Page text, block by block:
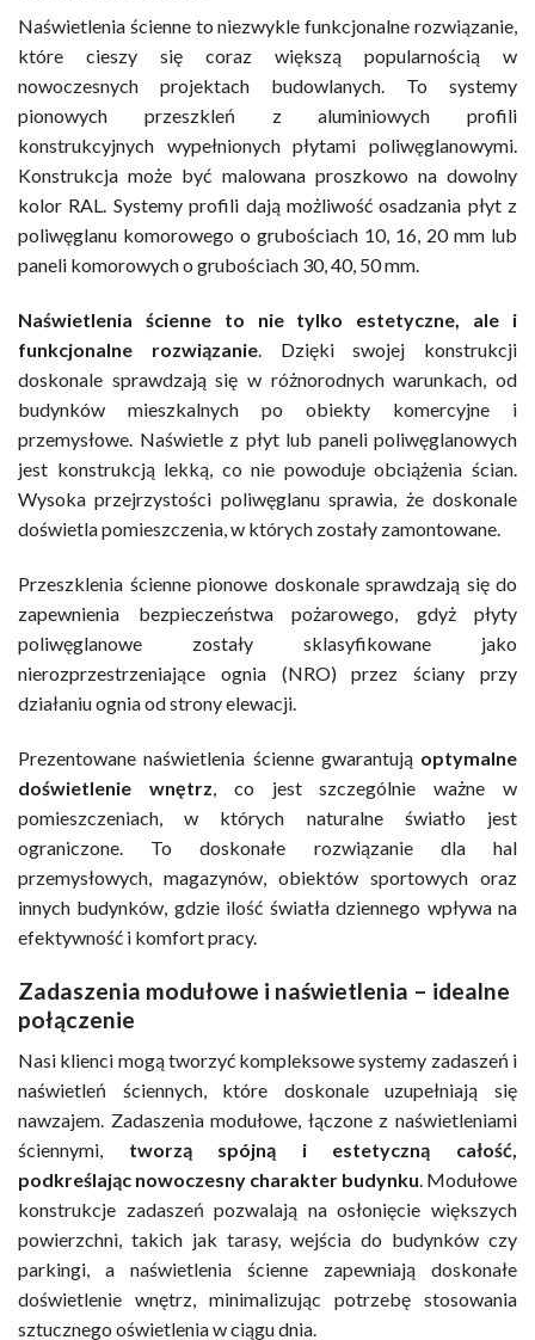
Naświetlenia ścienne to niezwykle funkcjonalne rozwiązanie,
które cieszy się coraz większą popularnością w
nowoczesnych projektach budowlanych. To systemy
pionowych przeszkleń z aluminiowych profili
konstrukcyjnych wypełnionych płytami poliwęglanowymi.
Konstrukcja może być malowana proszkowo na dowolny
kolor RAL. Systemy profili dają możliwość osadzania płyt z
poliwęglanu komorowego o grubościach 10, 16, 20 mm lub
paneli komorowych o grubościach 30, 40, 50 mm.
Naświetlenia ścienne to nie tylko estetyczne, ale i
funkcjonalne rozwiązanie. Dzięki swojej konstrukcji
doskonale sprawdzają się w różnorodnych warunkach, od
budynków mieszkalnych po obiekty komercyjne i
przemysłowe. Naświetle z płyt lub paneli poliwęglanowych
jest konstrukcją lekką, co nie powoduje obciążenia ścian.
Wysoka przejrzystości poliwęglanu sprawia, że doskonale
doświetla pomieszczenia, w których zostały zamontowane.
Przeszklenia ścienne pionowe doskonale sprawdzają się do
zapewnienia bezpieczeństwa pożarowego, gdyż płyty
poliwęglanowe zostały sklasyfikowane jako
nierozprzestrzeniające ognia (NRO) przez ściany przy
działaniu ognia od strony elewacji.
Prezentowane naświetlenia ścienne gwarantują optymalne
doświetlenie wnętrz , co jest szczególnie ważne w
pomieszczeniach, w których naturalne światło jest
ograniczone. To doskonałe rozwiązanie dla hal
przemysłowych, magazynów, obiektów sportowych oraz
innych budynków, gdzie ilość światła dziennego wpływa na
efektywność i komfort pracy.
Zadaszenia modułowe i naświetlenia – idealne
połączenie
Nasi klienci mogą tworzyć kompleksowe systemy zadaszeń i
naświetleń ściennych, które doskonale uzupełniają się
nawzajem. Zadaszenia modułowe, łączone z naświetleniami
ściennymi, tworzą spójną i estetyczną całość,
podkreślając nowoczesny charakter budynku. Modułowe
konstrukcje zadaszeń pozwalają na osłonięcie większych
powierzchni, takich jak tarasy, wejścia do budynków czy
parkingi, a naświetlenia ścienne zapewniają doskonałe
doświetlenie wnętrz, minimalizując potrzebę stosowania
sztucznego oświetlenia w ciągu dnia.